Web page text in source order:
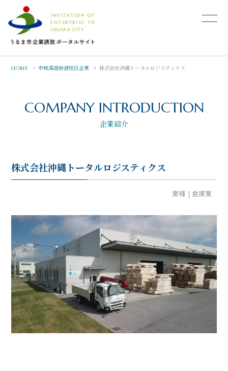
HOME 中城湾港新港地区企業 株式会社沖縄トータルロジスティクス
COMPANY INTRODUCTION
企業紹介
株式会社沖縄トータルロジスティクス
業種 倉庫業